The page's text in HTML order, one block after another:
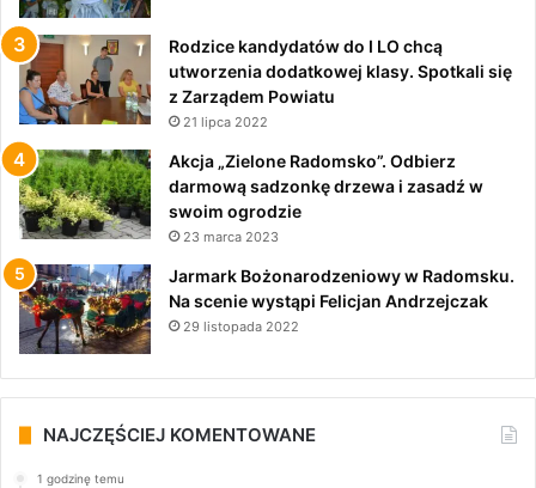
Rodzice kandydatów do I LO chcą
utworzenia dodatkowej klasy. Spotkali się
z Zarządem Powiatu
21 lipca 2022
Akcja „Zielone Radomsko”. Odbierz
darmową sadzonkę drzewa i zasadź w
swoim ogrodzie
23 marca 2023
Jarmark Bożonarodzeniowy w Radomsku.
Na scenie wystąpi Felicjan Andrzejczak
29 listopada 2022
NAJCZĘŚCIEJ KOMENTOWANE
1 godzinę temu